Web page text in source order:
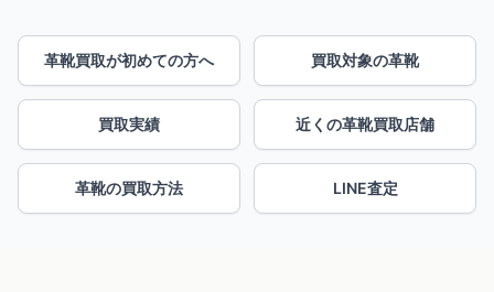
革靴買取が初めての方へ 買取対象の革靴
買取実績 近くの革靴買取店舗
革靴の買取方法 LINE査定